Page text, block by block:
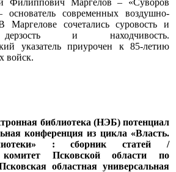
основатель современных воздушно-
Маргелове сочетались суровость и
дерзость и находчивость.
указатель приурочен к 85-летию
войск.
библиотека (НЭБ) потенциал
конференция из цикла «Власть.
: сборник статей /
комитет Псковской области по
областная универсальная